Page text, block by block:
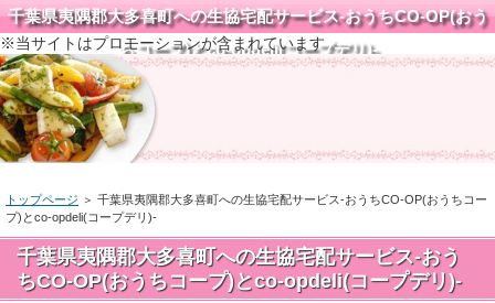
千葉県夷隅郡大多喜町への生協宅配サービス-おうちCO-OP(おう
ちコープ)とco-opdeli(コープデリ)-
※当サイトはプロモーションが含まれています
トップページ ＞ 千葉県夷隅郡大多喜町への生協宅配サービス-おうちCO-OP(おうちコー
プ)とco-opdeli(コープデリ)-
千葉県夷隅郡大多喜町への生協宅配サービス-おう
ちCO-OP(おうちコープ)とco-opdeli(コープデリ)-